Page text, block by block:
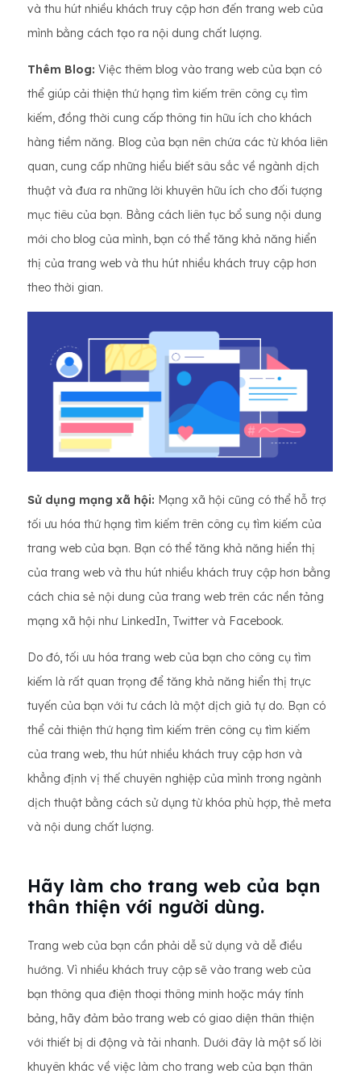
và thu hút nhiều khách truy cập hơn đến trang web của
mình bằng cách tạo ra nội dung chất lượng.
Thêm Blog: Việc thêm blog vào trang web của bạn có
thể giúp cải thiện thứ hạng tìm kiếm trên công cụ tìm
kiếm, đồng thời cung cấp thông tin hữu ích cho khách
hàng tiềm năng. Blog của bạn nên chứa các từ khóa liên
quan, cung cấp những hiểu biết sâu sắc về ngành dịch
thuật và đưa ra những lời khuyên hữu ích cho đối tượng
mục tiêu của bạn. Bằng cách liên tục bổ sung nội dung
mới cho blog của mình, bạn có thể tăng khả năng hiển
thị của trang web và thu hút nhiều khách truy cập hơn
theo thời gian.
Sử dụng mạng xã hội: Mạng xã hội cũng có thể hỗ trợ
tối ưu hóa thứ hạng tìm kiếm trên công cụ tìm kiếm của
trang web của bạn. Bạn có thể tăng khả năng hiển thị
của trang web và thu hút nhiều khách truy cập hơn bằng
cách chia sẻ nội dung của trang web trên các nền tảng
mạng xã hội như LinkedIn, Twitter và Facebook.
Do đó, tối ưu hóa trang web của bạn cho công cụ tìm
kiếm là rất quan trọng để tăng khả năng hiển thị trực
tuyến của bạn với tư cách là một dịch giả tự do. Bạn có
thể cải thiện thứ hạng tìm kiếm trên công cụ tìm kiếm
của trang web, thu hút nhiều khách truy cập hơn và
khẳng định vị thế chuyên nghiệp của mình trong ngành
dịch thuật bằng cách sử dụng từ khóa phù hợp, thẻ meta
và nội dung chất lượng.
Hãy làm cho trang web của bạn
thân thiện với người dùng.
Trang web của bạn cần phải dễ sử dụng và dễ điều
hướng. Vì nhiều khách truy cập sẽ vào trang web của
bạn thông qua điện thoại thông minh hoặc máy tính
bảng, hãy đảm bảo trang web có giao diện thân thiện
với thiết bị di động và tải nhanh. Dưới đây là một số lời
khuyên khác về việc làm cho trang web của bạn thân